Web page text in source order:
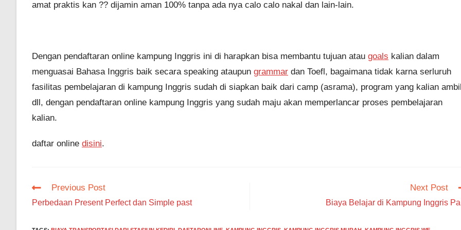
amat praktis kan ?? dijamin aman 100% tanpa ada nya calo calo nakal dan lain-lain.
Dengan pendaftaran online kampung Inggris ini di harapkan bisa membantu tujuan atau goals kalian dalam
menguasai Bahasa Inggris baik secara speaking ataupun grammar dan Toefl, bagaimana tidak karna serluruh
fasilitas pembelajaran di kampung Inggris sudah di siapkan baik dari camp (asrama), program yang kalian
dll, dengan pendaftaran online kampung Inggris yang sudah maju akan memperlancar proses pembelajaran
kalian.
daftar online disini.
Read
articles
Previous Post
Perbedaan Present Perfect dan Simple past
Next Post
Biaya Belajar di Kampung Inggris